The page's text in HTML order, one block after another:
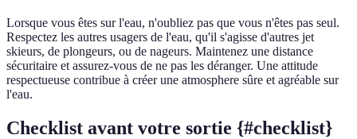
Lorsque vous êtes sur l'eau, n'oubliez pas que vous n'êtes pas seul.
Respectez les autres usagers de l'eau, qu'il s'agisse d'autres jet
skieurs, de plongeurs, ou de nageurs. Maintenez une distance
sécuritaire et assurez-vous de ne pas les déranger. Une attitude
respectueuse contribue à créer une atmosphere sûre et agréable sur
l'eau.
Checklist avant votre sortie {#checklist}